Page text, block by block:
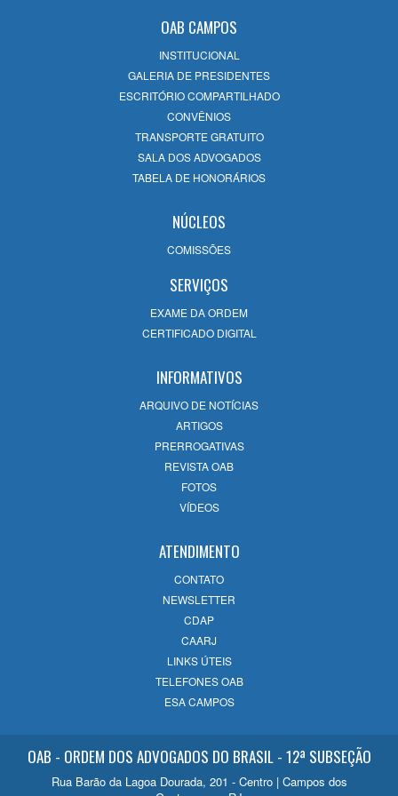
PREOCUPANTE DECISÃO
Por DR. GERALDO DOS SANTOS MACHADO
UM POUCO DA HISTÓRIA DA DÉCIMA SEGUNDA SUBSEÇÃO
A PREVIDÊNCIA, QUE NÃO É DIVINA, E O LIMBO JURÍDICO
Por LEA CRISTINA BARBOZA DA SILVA PAIVA
OAB CAMPOS
INSTITUCIONAL
GALERIA DE PRESIDENTES
ESCRITÓRIO COMPARTILHADO
CONVÊNIOS
TRANSPORTE GRATUITO
SALA DOS ADVOGADOS
TABELA DE HONORÁRIOS
NÚCLEOS
COMISSÕES
SERVIÇOS
EXAME DA ORDEM
CERTIFICADO DIGITAL
INFORMATIVOS
ARQUIVO DE NOTÍCIAS
ARTIGOS
PRERROGATIVAS
REVISTA OAB
FOTOS
VÍDEOS
ATENDIMENTO
CONTATO
NEWSLETTER
CDAP
CAARJ
LINKS ÚTEIS
TELEFONES OAB
ESA CAMPOS
OAB - ORDEM DOS ADVOGADOS DO BRASIL - 12ª SUBSEÇÃO
Rua Barão da Lagoa Dourada, 201 - Centro | Campos dos